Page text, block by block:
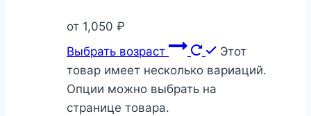
от 1,050 ₽
Выбрать возраст
Этот
товар имеет несколько вариаций.
Опции можно выбрать на
странице товара.